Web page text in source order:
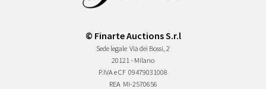
© Finarte Auctions S.r.l
Sede legale Via dei Bossi, 2
20121 - Milano
P.IVA e CF 09479031008
REA MI-2570656